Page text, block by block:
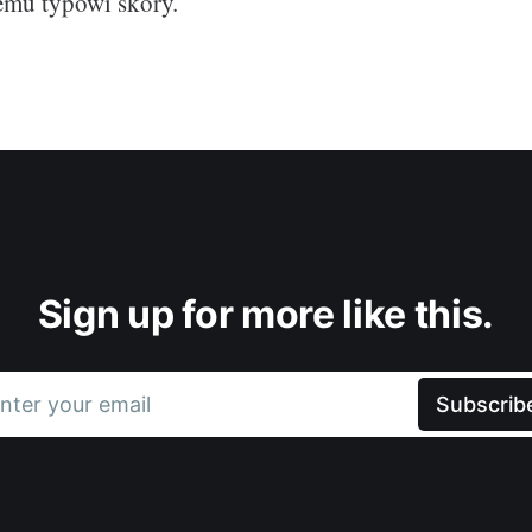
Sign up for more like this.
your email